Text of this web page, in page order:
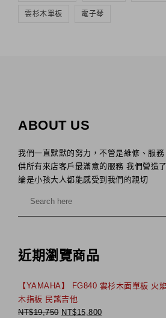
雲杉木單板 電子琴
ABOUT US
我們一直默默的努力，不管是維修、服
供所有來店客戶最滿意的服務 我們營造
論是小孩大人都能感受到我們的親切
近期瀏覽商品
【YAMAHA】 FG840 雲杉木面單板 火
木指板 民謠吉他
NT$19,750 NT$15,800